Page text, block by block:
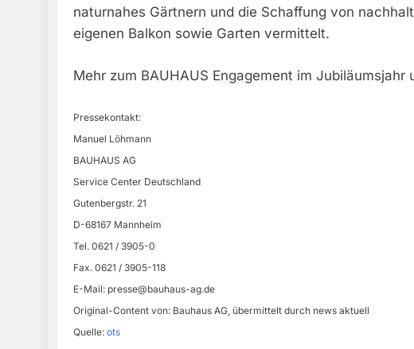
naturnahes Gärtnern und die Schaffung von
eigenen Balkon sowie Garten vermittelt.
Mehr zum BAUHAUS Engagement im
Pressekontakt:
Manuel Löhmann
BAUHAUS AG
Service Center Deutschland
Gutenbergstr. 21
D-68167 Mannheim
Tel. 0621 / 3905-0
Fax. 0621 / 3905-118
E-Mail: presse@bauhaus-ag.de
Original-Content von: Bauhaus AG, übermittelt durch news aktuell
Quelle: ots